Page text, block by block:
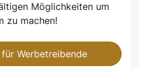
Möglichkeiten um
zu machen!
Werbetreibende